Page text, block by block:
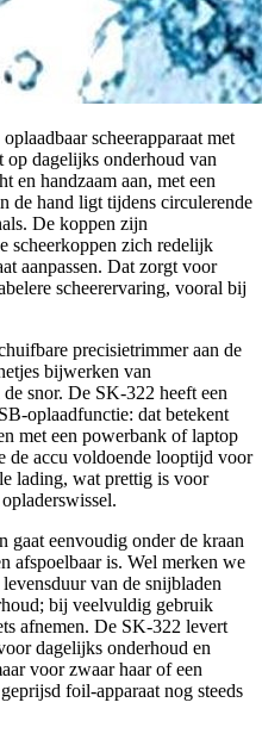
scheerapparaat met
op dagelijks onderhoud van
en handzaam aan, met een
de hand ligt tijdens circulerende
De koppen zijn
scheerkoppen zich redelijk
aanpassen. Dat zorgt voor
scheerervaring, vooral bij
precisietrimmer aan de
bijwerken van
snor. De SK-322 heeft een
oplaadfunctie: dat betekent
met een powerbank of laptop
de accu voldoende looptijd voor
lading, wat prettig is voor
gaat eenvoudig onder de kraan
afspoelbaar is. Wel merken we
van de snijbladen
bij veelvuldig gebruik
afnemen. De SK-322 levert
dagelijks onderhoud en
voor zwaar haar of een
foil-apparaat nog steeds